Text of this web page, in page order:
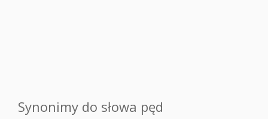
Synonimy do słowa pęd